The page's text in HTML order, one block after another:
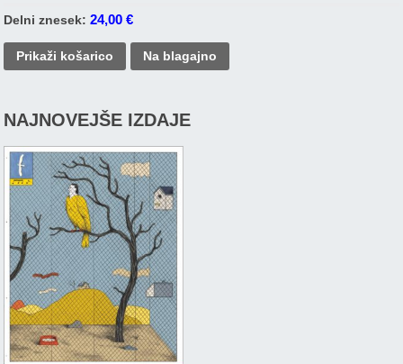
Delni znesek: 24,00€
Prikaži košarico Na blagajno
NAJNOVEJŠE IZDAJE